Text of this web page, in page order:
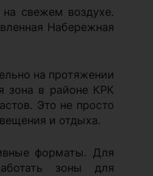
свежем воздухе.
Набережная
на протяжении
зона в районе КРК
Это не просто
и отдыха.
форматы. Для
зоны для